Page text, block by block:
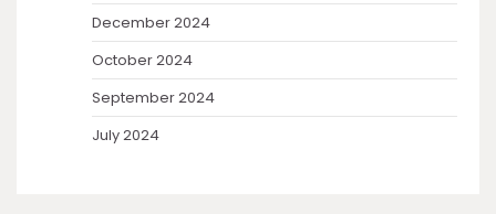
December 2024
October 2024
September 2024
July 2024